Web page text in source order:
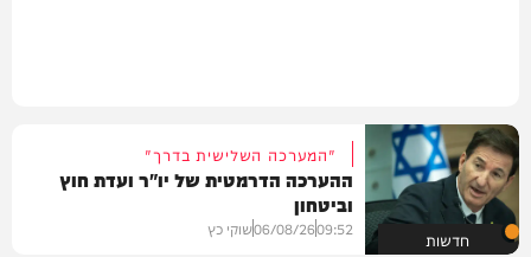
חדשות
"המערכה השלישית בדרך"
ההערכה הדרמטית של יו"ר ועדת חוץ
וביטחון
09:52
06/08/26שוקי כץ